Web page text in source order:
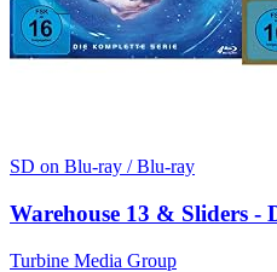
SD on Blu-ray / Blu-ray
Warehouse 13 & Sliders -
Turbine Media Group